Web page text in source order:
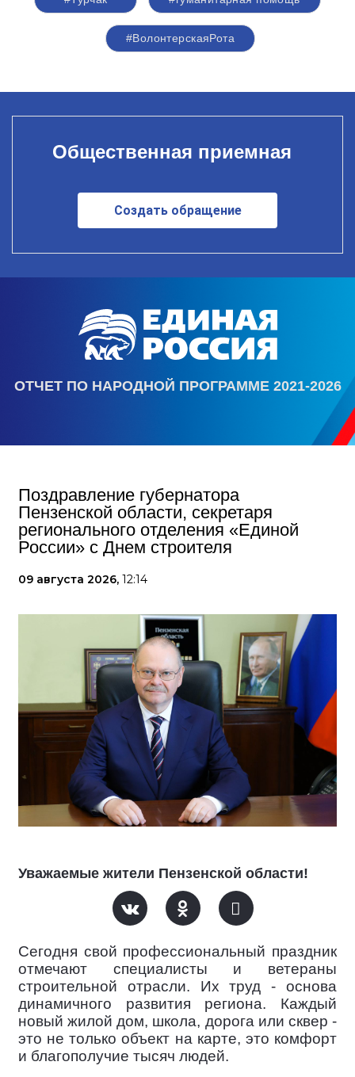
#ВолонтерскаяРота
Общественная приемная
Создать обращение
ОТЧЕТ ПО НАРОДНОЙ ПРОГРАММЕ 2021-2026
Поздравление губернатора
Пензенской области, секретаря
регионального отделения «Единой
России» с Днем строителя
09 августа 2026, 12:14
Уважаемые жители Пензенской области!
Сегодня свой профессиональный праздник
отмечают специалисты и ветераны
строительной отрасли. Их труд - основа
динамичного развития региона. Каждый
новый жилой дом, школа, дорога или сквер -
это не только объект на карте, это комфорт
и благополучие тысяч людей.